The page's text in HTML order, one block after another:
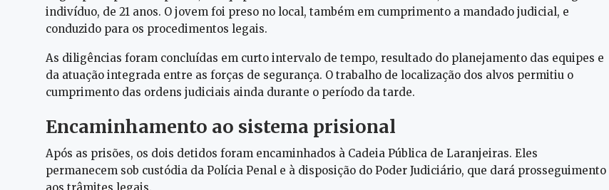
indivíduo, de 21 anos. O jovem foi preso no local, também em cumprimento a mandado judicial, e
conduzido para os procedimentos legais.
As diligências foram concluídas em curto intervalo de tempo, resultado do planejamento das equipes e
da atuação integrada entre as forças de segurança. O trabalho de localização dos alvos permitiu o
cumprimento das ordens judiciais ainda durante o período da tarde.
Encaminhamento ao sistema prisional
Após as prisões, os dois detidos foram encaminhados à Cadeia Pública de Laranjeiras. Eles
permanecem sob custódia da Polícia Penal e à disposição do Poder Judiciário, que dará prosseguimento